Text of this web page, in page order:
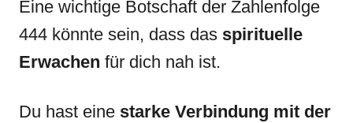
Eine wichtige Botschaft der Zahlenfolge
444 könnte sein, dass das spirituelle
Erwachen für dich nah ist.
Du hast eine starke Verbindung mit der